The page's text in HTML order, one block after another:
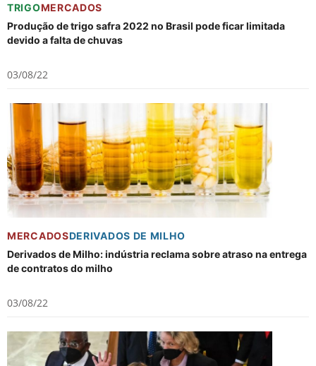
TRIGOMERCADOS
Produção de trigo safra 2022 no Brasil pode ficar limitada
devido a falta de chuvas
03/08/22
MERCADOSDERIVADOS DE MILHO
Derivados de Milho: indústria reclama sobre atraso na entrega
de contratos do milho
03/08/22